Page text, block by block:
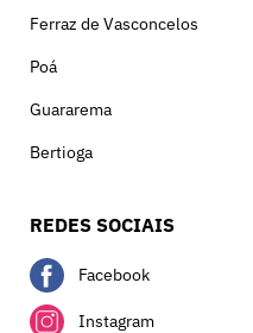
Ferraz de Vasconcelos
Poá
Guararema
Bertioga
REDES SOCIAIS
Facebook
Instagram